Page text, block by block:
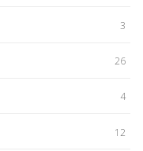
3
26
4
12